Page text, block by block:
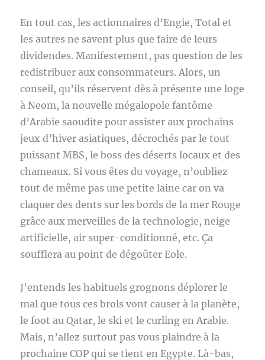
En tout cas, les actionnaires d’Engie, Total et
les autres ne savent plus que faire de leurs
dividendes. Manifestement, pas question de les
redistribuer aux consommateurs. Alors, un
conseil, qu’ils réservent dès à présente une loge
à Neom, la nouvelle mégalopole fantôme
d’Arabie saoudite pour assister aux prochains
jeux d’hiver asiatiques, décrochés par le tout
puissant MBS, le boss des déserts locaux et des
chameaux. Si vous êtes du voyage, n’oubliez
tout de même pas une petite laine car on va
claquer des dents sur les bords de la mer Rouge
grâce aux merveilles de la technologie, neige
artificielle, air super-conditionné, etc. Ça
soufflera au point de dégoûter Eole.
J’entends les habituels grognons déplorer le
mal que tous ces brols vont causer à la planète,
le foot au Qatar, le ski et le curling en Arabie.
Mais, n’allez surtout pas vous plaindre à la
prochaine COP qui se tient en Egypte. Là-bas,